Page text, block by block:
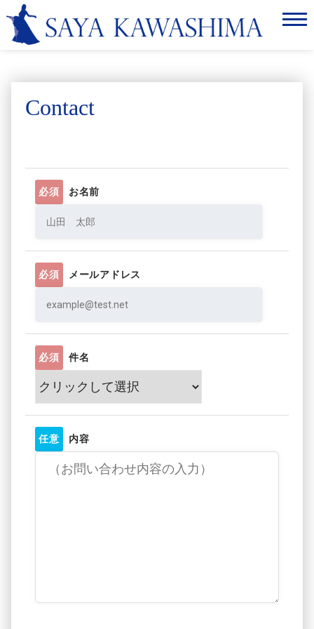
Home
SCHEDULE
LISTEN&WATCH
GALLERY
CONTACT
Contact
必須 お名前
必須 メールアドレス
必須 件名
任意 内容